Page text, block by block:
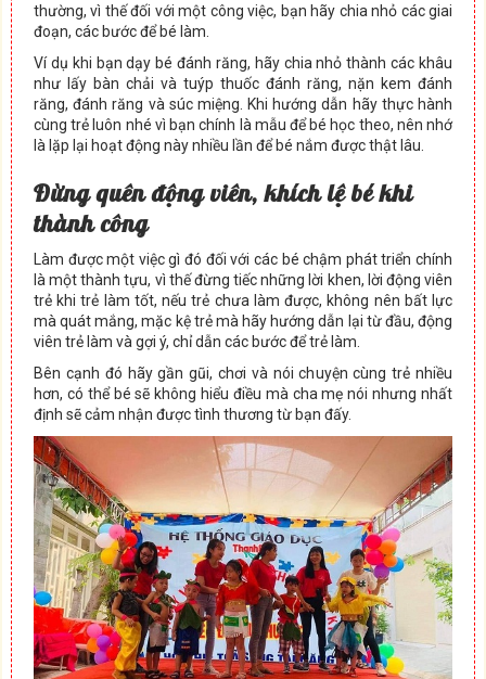
thường, vì thế đối với một công việc, bạn hãy chia nhỏ các giai
đoạn, các bước để bé làm.
Ví dụ khi bạn dạy bé đánh răng, hãy chia nhỏ thành các khâu
như lấy bàn chải và tuýp thuốc đánh răng, nặn kem đánh
răng, đánh răng và súc miệng. Khi hướng dẫn hãy thực hành
cùng trẻ luôn nhé vì bạn chính là mẫu để bé học theo, nên nhớ
là lặp lại hoạt động này nhiều lần để bé nắm được thật lâu.
Đừng quên động viên, khích lệ bé khi
thành công
Làm được một việc gì đó đối với các bé chậm phát triển chính
là một thành tựu, vì thế đừng tiếc những lời khen, lời động viên
trẻ khi trẻ làm tốt, nếu trẻ chưa làm được, không nên bất lực
mà quát mắng, mặc kệ trẻ mà hãy hướng dẫn lại từ đầu, động
viên trẻ làm và gợi ý, chỉ dẫn các bước để trẻ làm.
Bên cạnh đó hãy gần gũi, chơi và nói chuyện cùng trẻ nhiều
hơn, có thể bé sẽ không hiểu điều mà cha mẹ nói nhưng nhất
định sẽ cảm nhận được tình thương từ bạn đấy.